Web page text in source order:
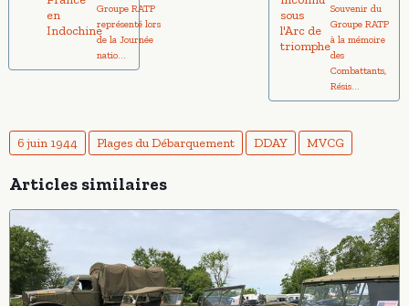
Groupe RATP
représenté lors
de la Journée
natio...
Souvenir du
Groupe RATP
à la mémoire
des
Combattants,
Résis...
6 juin 1944 Plages du Débarquement DDAY MVCG
Articles similaires